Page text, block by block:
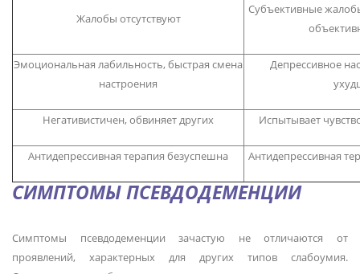
Жалобы отсутствуют
Субъективные
Эмоциональная лабильность, быстрая смена
настроения
Депрессивное
Негативистичен, обвиняет других Испытывает
Антидепрессивная терапия безуспешна Антидепрессивная
СИМПТОМЫ ПСЕВДОДЕМЕНЦИИ
Симптомы псевдодеменции зачастую не отличаются от
проявлений, характерных для других типов слабоумия.